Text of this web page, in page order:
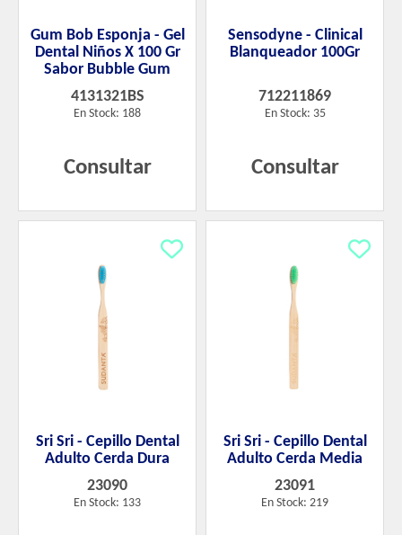
Gum Bob Esponja - Gel
Dental Niños X 100 Gr
Sabor Bubble Gum
4131321BS
En Stock: 188
Consultar
Sensodyne - Clinical
Blanqueador 100Gr
712211869
En Stock: 35
Consultar
Sri Sri - Cepillo Dental
Adulto Cerda Dura
23090
En Stock: 133
Sri Sri - Cepillo Dental
Adulto Cerda Media
23091
En Stock: 219